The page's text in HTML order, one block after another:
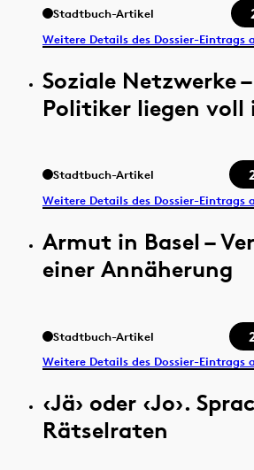
Stadtbuch-Artikel
Weitere Details des Dossier-Eintrags
Soziale Netzwerke
Politiker liegen voll
Stadtbuch-Artikel
Weitere Details des Dossier-Eintrags
Armut in Basel –
einer Annäherung
Stadtbuch-Artikel
Weitere Details des Dossier-Eintrags
‹Jä› oder ‹Jo›.
Rätselraten